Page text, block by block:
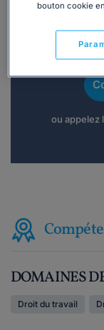
Vous
ou appelez
DOMAINES
Droit du travail
bouton cookie